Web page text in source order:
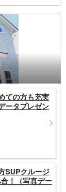
ての方も充実
ータプレゼン
SUPクルージ
！（写真デー